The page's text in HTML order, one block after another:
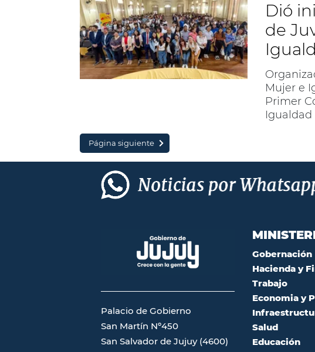
Dió
de
Mujer e
Primer
Igualdad
Página siguiente
Palacio de Gobierno
San Martín Nº450
San Salvador de Jujuy (4600)
Gobernación
Hacienda y
Trabajo
Economia y
Salud
Educación